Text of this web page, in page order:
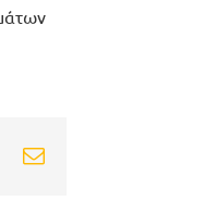
Pinterest
Email